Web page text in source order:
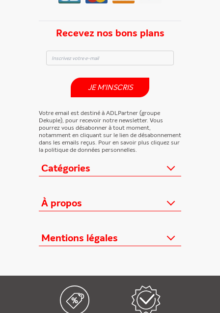
Catégories
Loisirs/Culture
TV/Vie pratique
Presse professionnelle
Nouveaux magazines
À propos
Qui sommes-nous ?
Offres proposées
Édition numérique offerte
Kiosque FAE devient France
Mentions légales
Politique de données personnelles
Règlements cadeaux
Recevez nos bons plans
JE M'INSCRIS
Votre email est destiné à ADLPartner (groupe
Dekuple), pour recevoir notre newsletter. Vous
pourrez vous désabonner à tout moment,
notamment en cliquant sur le lien de désabonnement
dans les emails reçus. Pour en savoir plus cliquez sur
la politique de données personnelles.